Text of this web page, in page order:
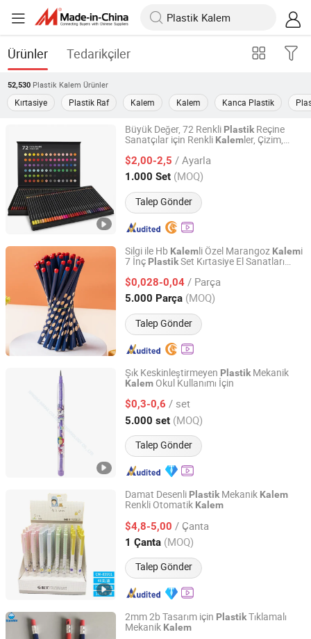
Ürünler Tedarikçiler
52,530 Plastik Kalem Ürünler
Kırtasiye Plastik Raf Kalem Kalem Kanca Plastik
Büyük Değer, 72 Renkli PlastikReçine
Sanatçılar için Renkli Kalemler, Çizim,
$2,00-2,5 / Ayarla
1.000 Set (MOQ)
Talep Gönder
Qingyuan County Hongyun Penindustry Co., Ltd.
Zhejiang, China Fiyat 2021
Silgi ile Hb Kalemli Özel Marangoz Kalemi
7 İnç PlastikSet Kırtasiye El Sanatları
$0,028-0,04 / Parça
5.000 Parça (MOQ)
Talep Gönder
Zhejiang Meiyu Stationery Co., Ltd.
Zhejiang, China Fiyat 2025
Şık Keskinleştirmeyen PlastikMekanik
Kalem Okul Kullanımı İçin
$0,3-0,6 / set
5.000 set (MOQ)
Talep Gönder
Ningbo Inmax Cultural Technology Co., Ltd
Zhejiang, China Fiyat 2025
Damat Desenli PlastikMekanik Kalem
Renkli Otomatik Kalem
$4,8-5,00 / Çanta
1 Çanta (MOQ)
Talep Gönder
DSC Xiamen Enterprise Pte Ltd.
Fujian, China Fiyat 2019
2mm 2b Tasarım için PlastikTıklamalı
Mekanik Kalem
Ningbo Rainma Stationery Co., Limited.